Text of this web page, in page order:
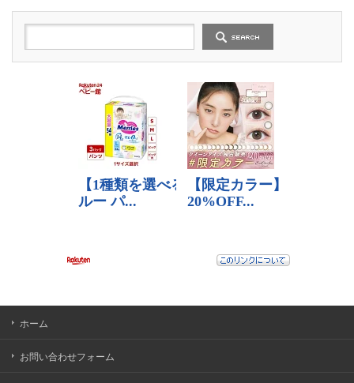
記
事
ホーム
お問い合わせフォーム